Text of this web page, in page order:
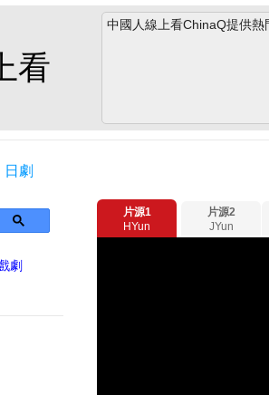
看
中國人線上看ChinaQ提供熱
日劇
劇
片源1
HYun
片源2
JYun